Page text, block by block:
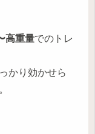
高重量でのトレ
かり効かせら